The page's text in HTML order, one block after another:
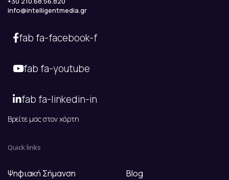
info@intelligentmedia.gr
fab fa-facebook-f
fab fa-youtube
fab fa-linkedin-in
Βρείτε μας στον χάρτη
Quick links
Ψηφιακή Σήμανση Blog